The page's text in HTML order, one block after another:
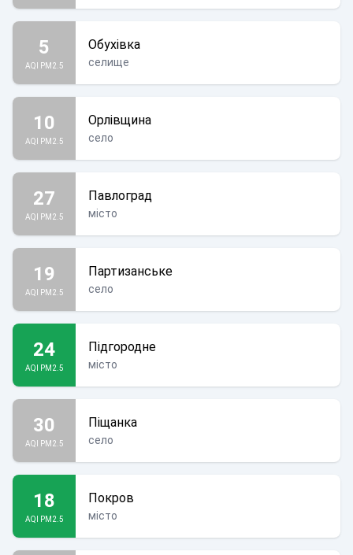
5
AQI PM2.5
Обухівка
селище
10
AQI PM2.5
Орлівщина
село
27
AQI PM2.5
Павлоград
місто
19
AQI PM2.5
Партизанське
село
24
AQI PM2.5
Підгородне
місто
30
AQI PM2.5
Піщанка
село
18
AQI PM2.5
Покров
місто